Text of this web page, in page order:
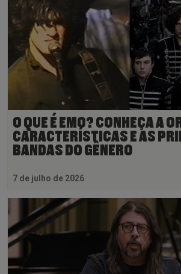
O QUE É EMO? CONHEÇA A
CARACTERÍSTICAS E AS
BANDAS DO GÊNERO
7 de julho de 2026